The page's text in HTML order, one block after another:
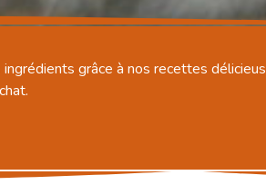
grâce à nos recettes